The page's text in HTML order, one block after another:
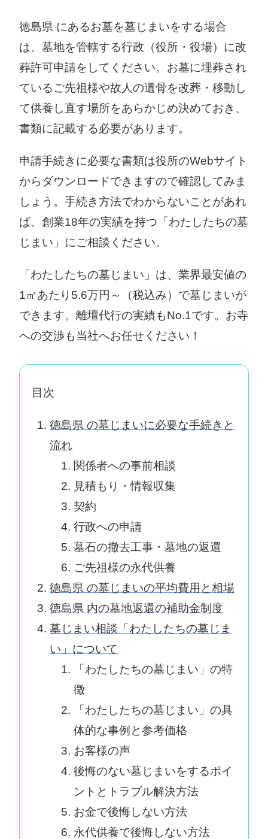
徳島県 にあるお墓を墓じまいをする場合
は、墓地を管轄する行政（役所・役場）に改
葬許可申請をしてください。お墓に埋葬され
ているご先祖様や故人の遺骨を改葬・移動し
て供養し直す場所をあらかじめ決めておき、
書類に記載する必要があります。
申請手続きに必要な書類は役所のWebサイト
からダウンロードできますので確認してみま
しょう。手続き方法でわからないことがあれ
ば、創業18年の実績を持つ「わたしたちの墓
じまい」にご相談ください。
「わたしたちの墓じまい」は、業界最安値の
1㎡あたり5.6万円～（税込み）で墓じまいが
できます。離壇代行の実績もNo.1です。お寺
への交渉も当社へお任せください！
目次
徳島県 の墓じまいに必要な手続きと
流れ
関係者への事前相談
見積もり・情報収集
契約
行政への申請
墓石の撤去工事・墓地の返還
ご先祖様の永代供養
徳島県 の墓じまいの平均費用と相場
徳島県 内の墓地返還の補助金制度
墓じまい相談「わたしたちの墓じま
い」について
「わたしたちの墓じまい」の特
徴
「わたしたちの墓じまい」の具
体的な事例と参考価格
お客様の声
後悔のない墓じまいをするポイ
ントとトラブル解決方法
お金で後悔しない方法
永代供養で後悔しない方法